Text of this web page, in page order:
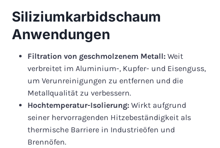
Siliziumkarbidschaum
Anwendungen
Filtration von geschmolzenem Metall: Weit
verbreitet im Aluminium-, Kupfer- und Eisenguss,
um Verunreinigungen zu entfernen und die
Metallqualität zu verbessern.
Hochtemperatur-Isolierung: Wirkt aufgrund
seiner hervorragenden Hitzebeständigkeit als
thermische Barriere in Industrieöfen und
Brennöfen.